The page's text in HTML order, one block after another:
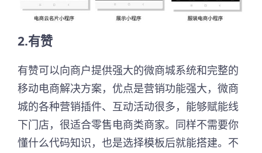
2.有赞
有赞可以向商户提供强大的微商城系统和完整的
移动电商解决方案，优点是营销功能强大，微商
城的各种营销插件、互动活动很多，能够赋能线
下门店，很适合零售电商类商家。同样不需要你
懂什么代码知识，也是选择模板后就能搭建。不